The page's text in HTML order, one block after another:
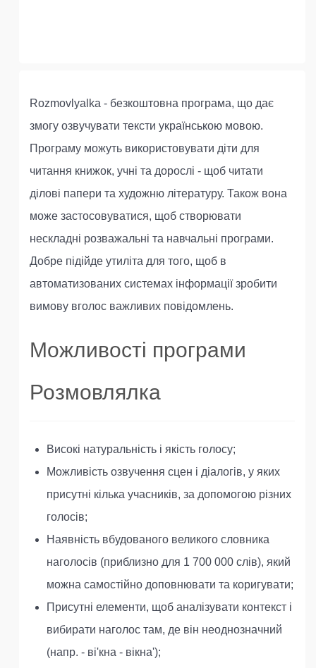
Rozmovlyalka - безкоштовна програма, що дає
змогу озвучувати тексти українською мовою.
Програму можуть використовувати діти для
читання книжок, учні та дорослі - щоб читати
ділові папери та художню літературу. Також вона
може застосовуватися, щоб створювати
нескладні розважальні та навчальні програми.
Добре підійде утиліта для того, щоб в
автоматизованих системах інформації зробити
вимову вголос важливих повідомлень.
Можливості програми
Розмовлялка
Високі натуральність і якість голосу;
Можливість озвучення сцен і діалогів, у яких
присутні кілька учасників, за допомогою різних
голосів;
Наявність вбудованого великого словника
наголосів (приблизно для 1 700 000 слів), який
можна самостійно доповнювати та коригувати;
Присутні елементи, щоб аналізувати контекст і
вибирати наголос там, де він неоднозначний
(напр. - ві'кна - вікна');